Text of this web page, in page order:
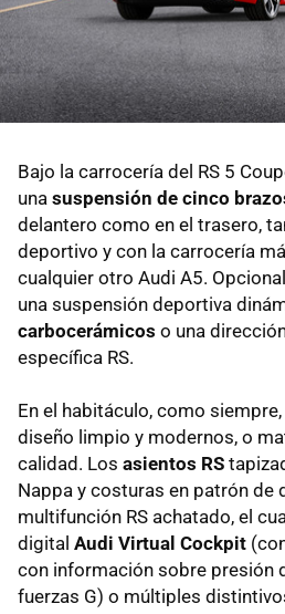
Bajo la carrocería del RS 5
una suspensión de cinco
delantero como en el trasero,
deportivo y con la carrocería
cualquier otro Audi A5.
una suspensión deportiva
carbocerámicos o una
específica RS.
En el habitáculo, como
diseño limpio y modernos, o
calidad. Los asientos RS
Nappa y costuras en patrón de
multifunción RS achatado, el
digital Audi Virtual Cockpit
con información sobre presión
fuerzas G) o múltiples